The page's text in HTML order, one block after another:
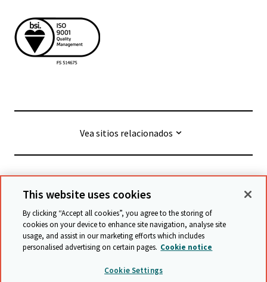
Vea sitios relacionados
© Cambridge University Press & Assessment
Términos y condiciones
Protección de datos
Declaración de accesibilidad
Declaración sobre la esclavitud moderna
This website uses cookies
By clicking “Accept all cookies”, you agree to the storing of
cookies on your device to enhance site navigation, analyse site
usage, and assist in our marketing efforts which includes
personalised advertising on certain pages. Cookie notice
Cookie Settings